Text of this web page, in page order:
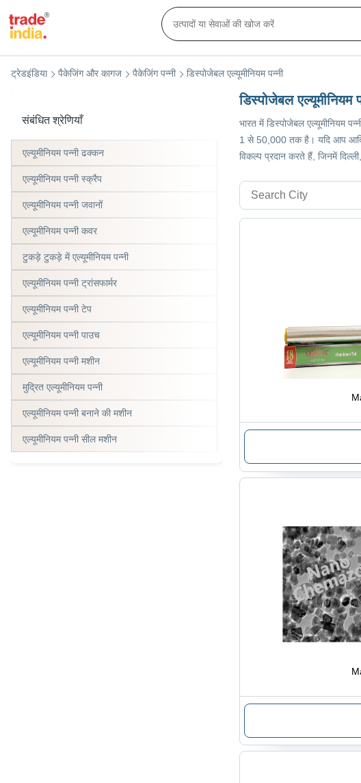
डिस्पोजेबल एल्यूमीनियम
भारत में डिस्पोजेबल एल्यूमीनियम
1 से 50,000 तक है। यदि आप आदि
विकल्प प्रदान करते हैं, जिनमें
संबंधित श्रेणियाँ
एल्यूमीनियम पन्नी ढक्कन
एल्यूमीनियम पन्नी स्क्रैप
एल्यूमीनियम पन्नी जवानों
एल्यूमीनियम पन्नी कवर
टुकड़े टुकड़े में एल्यूमीनियम पन्नी
एल्यूमीनियम पन्नी ट्रांसफार्मर
एल्यूमीनियम पन्नी टेप
एल्यूमीनियम पन्नी पाउच
एल्यूमीनियम पन्नी मशीन
मुद्रित एल्यूमीनियम पन्नी
एल्यूमीनियम पन्नी बनाने की मशीन
एल्यूमीनियम पन्नी सील मशीन
ट्रेडइंडिया पैकेजिंग और कागज पैकेजिंग पन्नी डिस्पोजेबल एल्यूमीनियम पन्नी